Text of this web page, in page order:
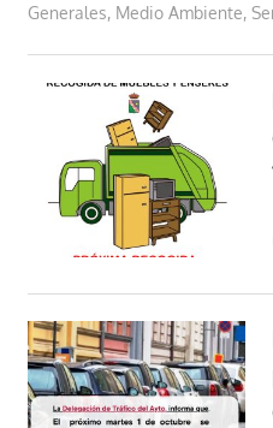
Generales, Medio Ambiente,